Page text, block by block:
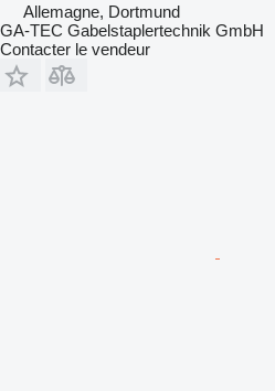
Allemagne, Dortmund
GA-TEC Gabelstaplertechnik GmbH
Contacter le vendeur